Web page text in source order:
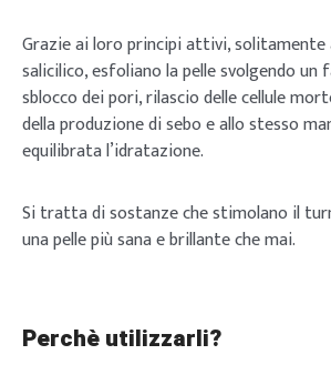
Grazie ai loro principi attivi, solitamente
salicilico, esfoliano la pelle svolgendo
sblocco dei pori, rilascio delle cellule
della produzione di sebo e allo stesso
equilibrata l’idratazione.
Si tratta di sostanze che stimolano il
una pelle più sana e brillante che mai.
Perchè utilizzarli?